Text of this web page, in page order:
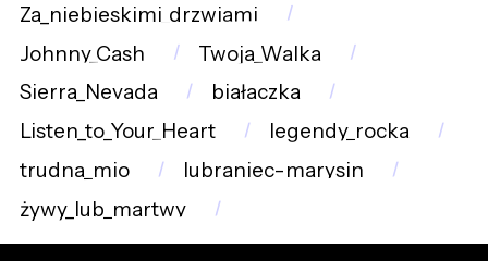
Za_niebieskimi_drzwiami
Johnny_Cash
Twoja_Walka
Sierra_Nevada
białaczka
Listen_to_Your_Heart
legendy_rocka
trudna_mio
lubraniec-marysin
żywy_lub_martwy